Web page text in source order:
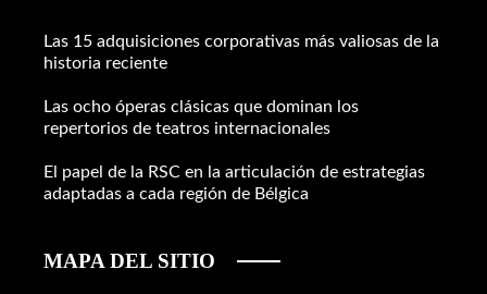
Las 15 adquisiciones corporativas más valiosas de la
historia reciente
Las ocho óperas clásicas que dominan los
repertorios de teatros internacionales
El papel de la RSC en la articulación de estrategias
adaptadas a cada región de Bélgica
MAPA DEL SITIO